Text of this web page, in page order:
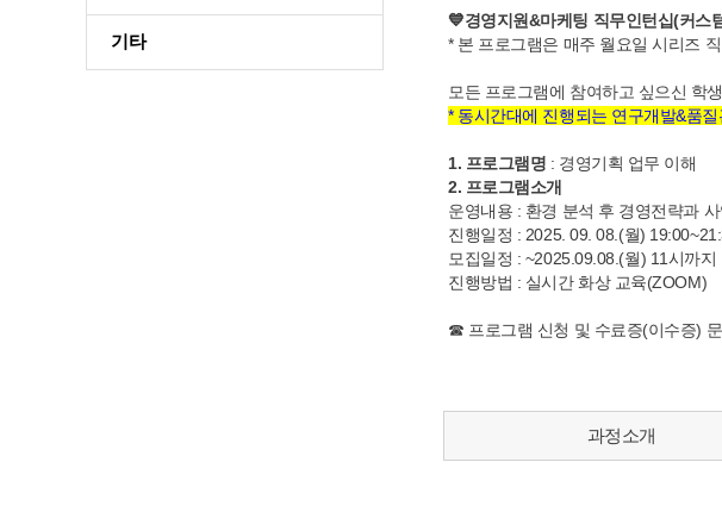
기타
💙경영지원&마케팅 직무인턴십(커스
* 본 프로그램은 매주 월요일 시리즈
모든 프로그램에 참여하고 싶으신 학
* 동시간대에 진행되는 연구개발&품
1. 프로그램명 : 경영기획 업무 이해
2. 프로그램소개
운영내용 : 환경 분석 후 경영전략과
진행일정 : 2025. 09. 08.(월)
모집일정 : ~2025.09.08.(월) 11시까지
진행방법 : 실시간 화상 교육(ZOOM)
☎ 프로그램 신청 및 수료증(이수증)
과정소개